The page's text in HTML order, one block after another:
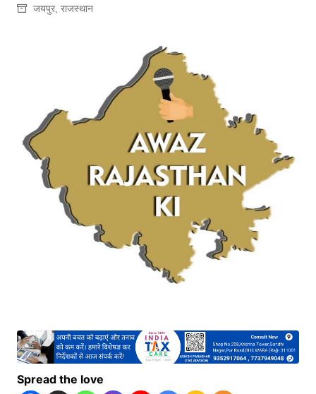
जयपुर, राजस्थान
Spread the love